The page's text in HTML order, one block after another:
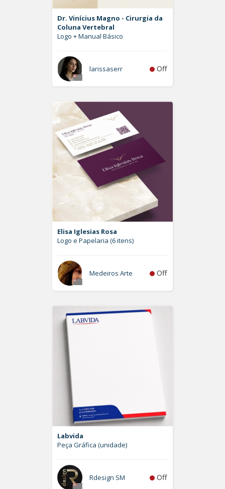
Dr. Vinícius Magno - Cirurgia da
Coluna Vertebral
Logo + Manual Básico
larissaserr Off
Elisa Iglesias Rosa
Logo e Papelaria (6 itens)
Medeiros Arte Off
Labvida
Peça Gráfica (unidade)
Rdesign SM Off